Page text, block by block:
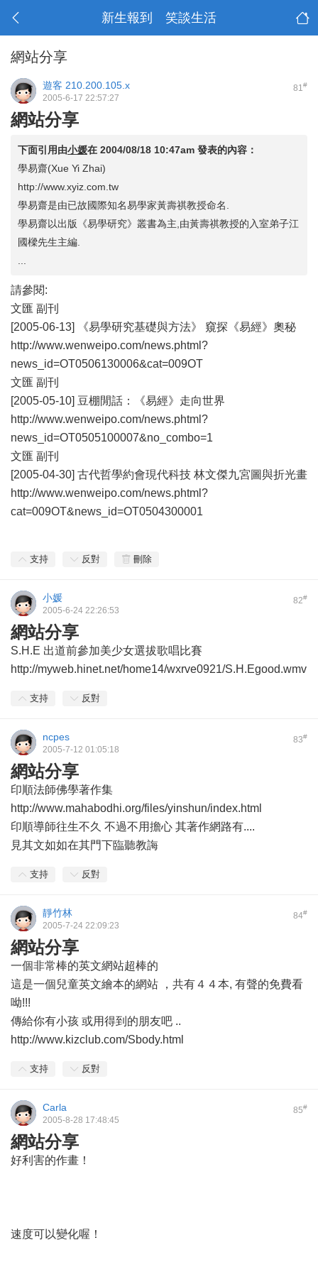
新生報到 笑談生活
網站分享
81#
遊客 210.200.105.x
2005-6-17 22:57:27
網站分享
下面引用由小媛在 2004/08/18 10:47am 發表的內容：
學易齋(Xue Yi Zhai)
http://www.xyiz.com.tw
學易齋是由已故國際知名易學家黃壽祺教授命名.
學易齋以出版《易學研究》叢書為主,由黃壽祺教授的入室弟子江
國樑先生主編.
請參閱:
文匯 副刊
[2005-06-13] 《易學研究基礎與方法》 窺探《易經》奧秘
http://www.wenweipo.com/news.phtml?
news_id=OT0506130006&cat=009OT
文匯 副刊
[2005-05-10] 豆棚閒話：《易經》走向世界
http://www.wenweipo.com/news.phtml?
news_id=OT0505100007&no_combo=1
文匯 副刊
[2005-04-30] 古代哲學約會現代科技 林文傑九宮圖與折光畫
http://www.wenweipo.com/news.phtml?
cat=009OT&news_id=OT0504300001
支持 反對 刪除
82#
小媛
2005-6-24 22:26:53
網站分享
S.H.E 出道前參加美少女選拔歌唱比賽
http://myweb.hinet.net/home14/wxrve0921/S.H.Egood.wmv
支持 反對
83#
ncpes
2005-7-12 01:05:18
網站分享
印順法師佛學著作集
http://www.mahabodhi.org/files/yinshun/index.html
印順導師往生不久 不過不用擔心 其著作網路有....
見其文如如在其門下臨聽教誨
支持 反對
84#
靜竹林
2005-7-24 22:09:23
網站分享
一個非常棒的英文網站超棒的
這是一個兒童英文繪本的網站 ，共有４４本, 有聲的免費看
呦!!!
傳給你有小孩 或用得到的朋友吧 ..
http://www.kizclub.com/Sbody.html
支持 反對
85#
Carla
2005-8-28 17:48:45
網站分享
好利害的作畫！
速度可以變化喔！